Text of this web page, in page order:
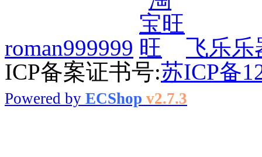
roman999999
飞乐乐
ICP备案证书号:苏ICP备
Powered by ECShop v2.7.3